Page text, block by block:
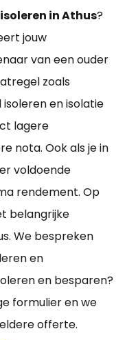
in Athus?
jouw
van een ouder
zoals
en isolatie
lagere
nota. Ook als je in
voldoende
rendement. Op
belangrijke
We bespreken
en
en besparen?
formulier en we
offerte.